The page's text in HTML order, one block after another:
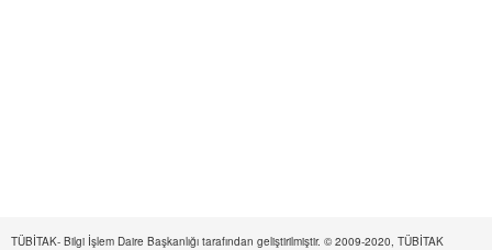
TÜBİTAK- Bilgi İşlem Daire Başkanlığı tarafından geliştirilmiştir. © 2009-2020, TÜBİTAK